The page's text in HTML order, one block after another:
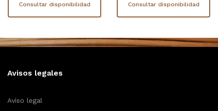
Consultar disponibilidad Consultar disponibilidad
Avisos legales
Aviso legal